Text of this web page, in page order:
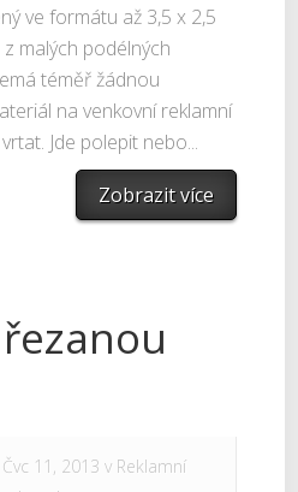
ve formátu až 3,5 x 2,5
malých podélných
téměř žádnou
na venkovní reklamní
Jde polepit nebo...
Zobrazit více
11, 2013 v Reklamní